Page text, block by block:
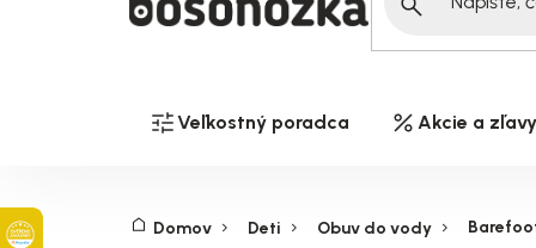
Veľkostný poradca Akcie a zľavy
Domov Deti Obuv do vody